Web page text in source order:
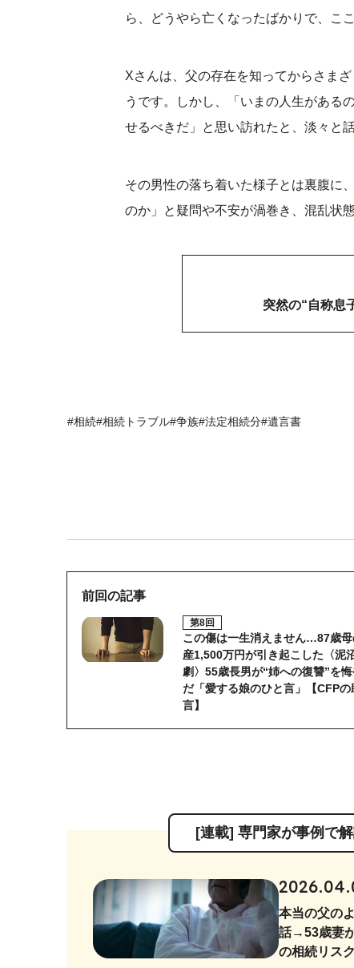
ら、どうやら亡くなったばかりで、こ
Xさんは、父の存在を知ってからさま
うです。しかし、「いまの人生がある
せるべきだ」と思い訪れたと、淡々と話
その男性の落ち着いた様子とは裏腹に
のか」と疑問や不安が渦巻き、混乱状
突然の“自称息
#相続#相続トラブル#争族#法定相続分#遺言書
前回の記事
第8回
この傷は一生消えません…87歳
産1,500万円が引き起こした〈泥
劇〉55歳長男が“姉への復讐”を
だ「愛する娘のひと言」【CFPの
言】
[連載] 専門家が事例で
本当の父の
話→53歳妻
の相続リス